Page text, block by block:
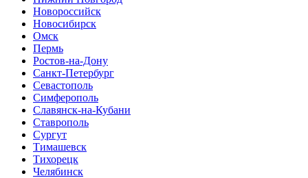
Новороссийск
Новосибирск
Омск
Пермь
Ростов-на-Дону
Санкт-Петербург
Севастополь
Симферополь
Славянск-на-Кубани
Ставрополь
Сургут
Тимашевск
Тихорецк
Челябинск